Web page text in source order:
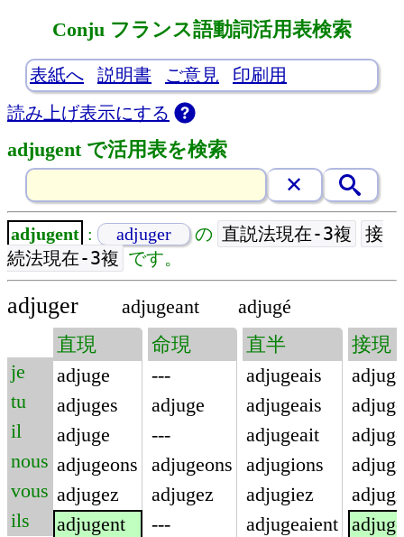
Conju フランス語動詞活用表検索
表紙へ 説明書 ご意見
印刷用
読み上げ表示にする
adjugent で活用表を検索
adjugent : adjuger の 直説法現在-3複
接
続法現在-3複 です。
adjuger adjugeant adjugé
je
tu
il
nous
vous
ils
直現
adjuge
adjuges
adjuge
adjugeons
adjugez
adjugent
命現
---
adjuge
---
adjugeons
adjugez
---
直半
adjugeais
adjugeais
adjugeait
adjugions
adjugiez
adjugeaient
接現
adjuge
adjuge